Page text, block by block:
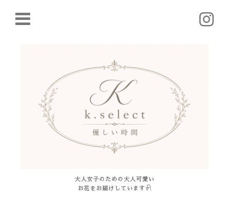
大人女子のための大人可愛い
お花をお届けしています𓍯